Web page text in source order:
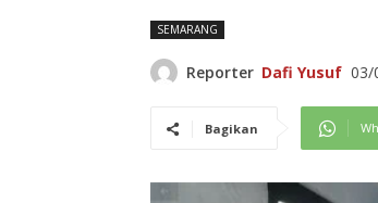
SEMARANG
Reporter Dafi Yusuf 03/
Bagikan